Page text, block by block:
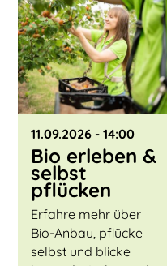
11.09.2026 - 14:00
Bio erleben &
selbst
pflücken
Erfahre mehr über
Bio-Anbau, pflücke
selbst und blicke